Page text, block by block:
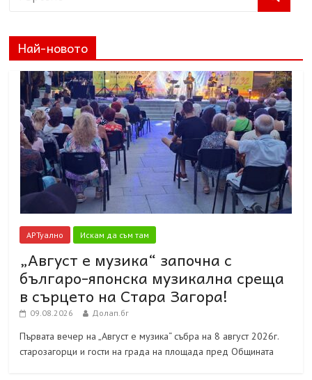
Най-новото
АРТуално Искам да съм там
„Август е музика“ започна с
българо-японска музикална среща
в сърцето на Стара Загора!
09.08.2026 Долап.бг
Първата вечер на „Август е музика“ събра на 8 август 2026г.
старозагорци и гости на града на площада пред Общината